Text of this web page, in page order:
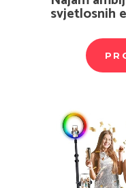
svjetlosnih